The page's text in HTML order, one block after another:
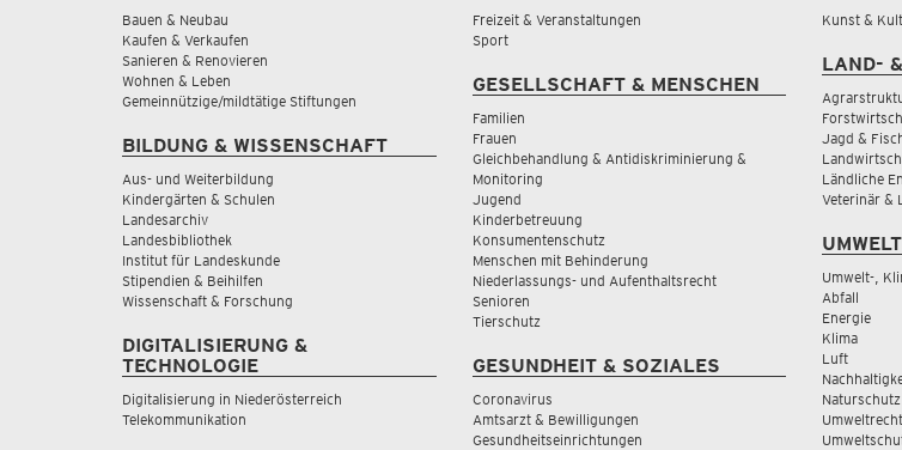
Bauen & Neubau
Kaufen & Verkaufen
Sanieren & Renovieren
Wohnen & Leben
Gemeinnützige/mildtätige Stiftungen
BILDUNG & WISSENSCHAFT
Aus- und Weiterbildung
Kindergärten & Schulen
Landesarchiv
Landesbibliothek
Institut für Landeskunde
Stipendien & Beihilfen
Wissenschaft & Forschung
DIGITALISIERUNG &
TECHNOLOGIE
Digitalisierung in Niederösterreich
Telekommunikation
Freizeit & Veranstaltungen
Sport
GESELLSCHAFT & MENSCHEN
Familien
Frauen
Gleichbehandlung & Antidiskriminierung &
Monitoring
Jugend
Kinderbetreuung
Konsumentenschutz
Menschen mit Behinderung
Niederlassungs- und Aufenthaltsrecht
Senioren
Tierschutz
GESUNDHEIT & SOZIALES
Coronavirus
Amtsarzt & Bewilligungen
Gesundheitseinrichtungen
Kunst &
LAND-
Jagd &
Ländliche
Veterinär &
Umwelt-,
Abfall
Energie
Klima
Luft
Naturschutz
Umweltrecht